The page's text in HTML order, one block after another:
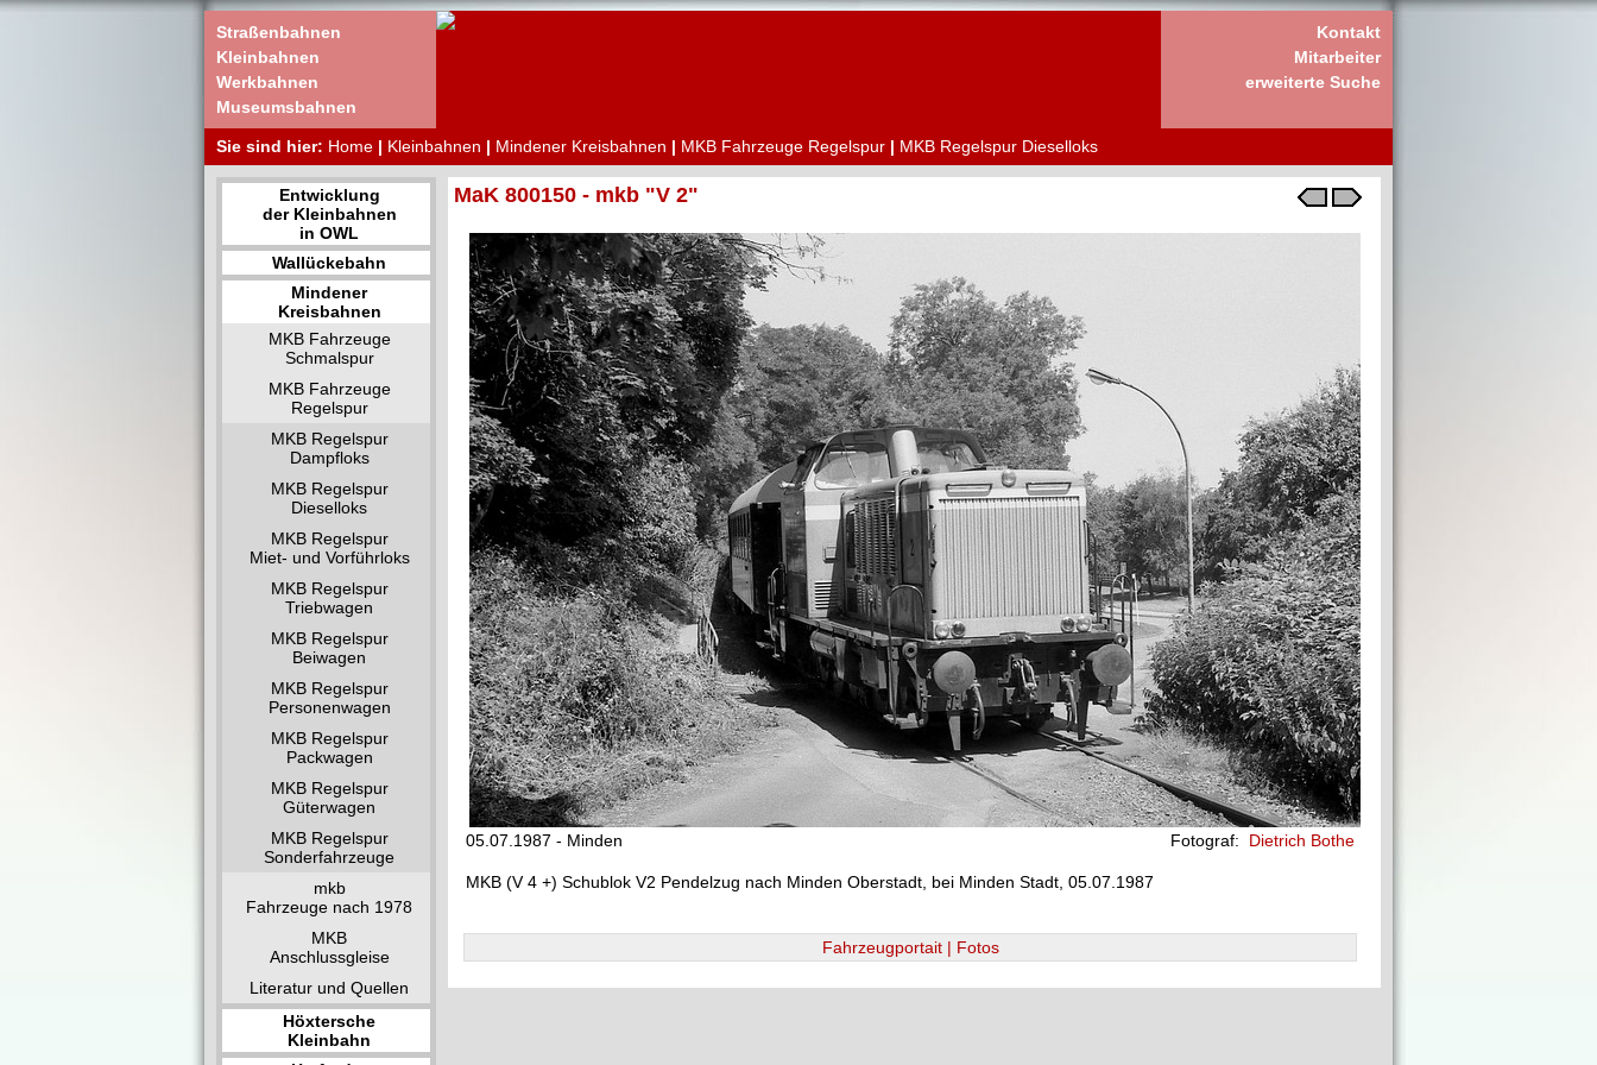
Straßenbahnen
Kleinbahnen
Werkbahnen
Museumsbahnen
Kontakt
Mitarbeiter
erweiterte Suche
Sie sind hier: Home | Kleinbahnen | Mindener Kreisbahnen | MKB Fahrzeuge Regelspur | MKB Regelspur Dieselloks
Entwicklung
der Kleinbahnen
in OWL
Wallückebahn
Mindener
Kreisbahnen
MKB Fahrzeuge
Schmalspur
MKB Fahrzeuge
Regelspur
MKB Regelspur
Dampfloks
MKB Regelspur
Dieselloks
MKB Regelspur
Miet- und Vorführloks
MKB Regelspur
Triebwagen
MKB Regelspur
Beiwagen
MKB Regelspur
Personenwagen
MKB Regelspur
Packwagen
MKB Regelspur
Güterwagen
MKB Regelspur
Sonderfahrzeuge
mkb
Fahrzeuge nach 1978
MKB
Anschlussgleise
Literatur und Quellen
Höxtersche
Kleinbahn
MaK 800150 - mkb "V 2"
05.07.1987 - Minden Fotograf: Dietrich Bothe
MKB (V 4 +) Schublok V2 Pendelzug nach Minden Oberstadt, bei Minden Stadt, 05.07.1987
Fahrzeugportait | Fotos